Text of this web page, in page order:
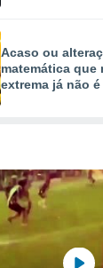
Acaso ou
matemática que
extrema já não